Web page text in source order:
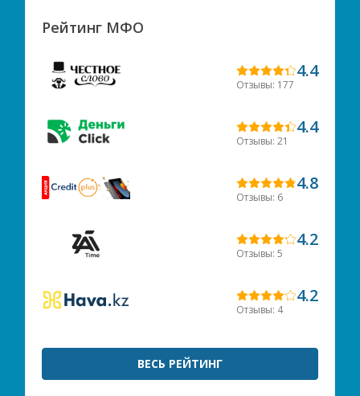
Рейтинг МФО
4.4
Отзывы: 177
4.4
Отзывы: 21
4.8
Отзывы: 6
4.2
Отзывы: 5
4.2
Отзывы: 4
ВЕСЬ РЕЙТИНГ